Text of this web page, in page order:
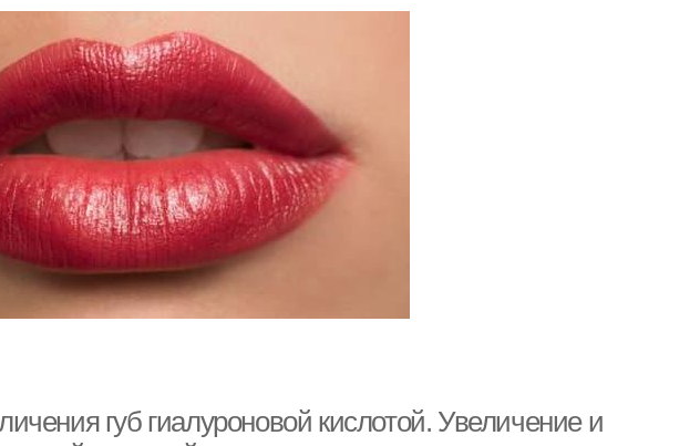
губ гиалуроновой кислотой. Увеличение и